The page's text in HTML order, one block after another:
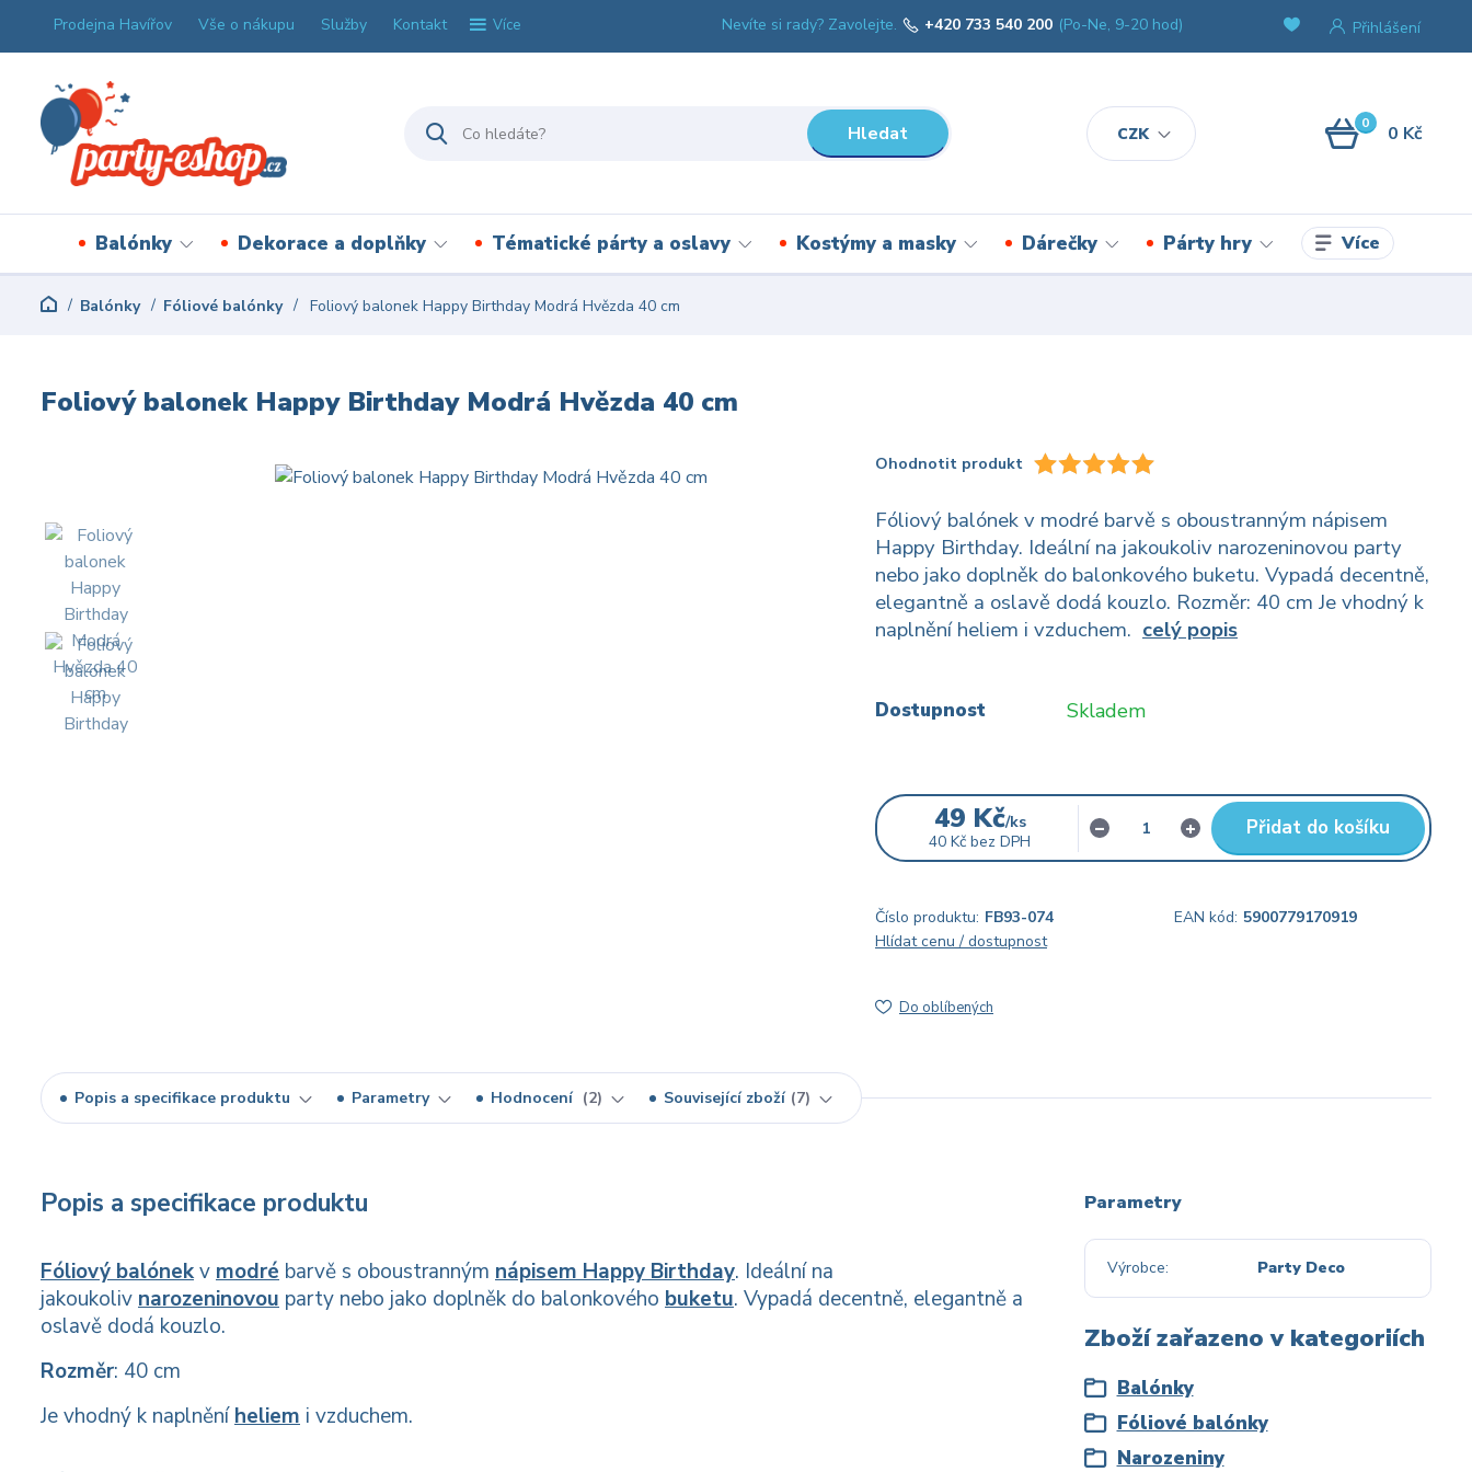
Prodejna Havířov Vše o nákupu Služby Kontakt Více
CZK
Přihlášení
Hledat
Nevíte si rady? Zavolejte. +420 733 540 200 (Po-Ne, 9-20 hod)
0 0 Kč
Balónky Dekorace a doplňky Tématické párty a oslavy Kostýmy a masky Dárečky Párty hry Více
Balónky Fóliové balónky Foliový balonek Happy Birthday Modrá Hvězda 40 cm
Foliový balonek Happy Birthday Modrá Hvězda 40 cm
Ohodnotit produkt
Fóliový balónek v modré barvě s oboustranným nápisem
Happy Birthday. Ideální na jakoukoliv narozeninovou party
nebo jako doplněk do balonkového buketu. Vypadá decentně,
elegantně a oslavě dodá kouzlo. Rozměr: 40 cm Je vhodný k
naplnění heliem i vzduchem. celý popis
Dostupnost Skladem
49 Kč/ks
40 Kč bez DPH
Přidat do košíku
Číslo produktu: FB93-074 EAN kód: 5900779170919
Hlídat cenu / dostupnost
Do oblíbených
Popis a specifikace produktu Parametry Hodnocení 2 Související zboží 7
Popis a specifikace produktu
Fóliový balónekv modré barvě s oboustranným nápisem Happy Birthday. Ideální na
jakoukoliv narozeninovou party nebo jako doplněk do balonkového buketu. Vypadá decentně, elegantně a
oslavě dodá kouzlo.
Rozměr: 40 cm
Je vhodný k naplněníheliem i vzduchem.
Parametry
Výrobce Party Deco
Zboží zařazeno v kategoriích
Balónky
Fóliové balónky
Narozeniny